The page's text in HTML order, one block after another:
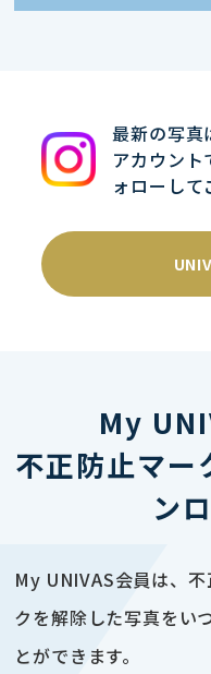
最新の写
アカウント
ォローして
My
不正防止マー
ン
My UNIVAS会員は、
クを解除した写真をい
とができます。